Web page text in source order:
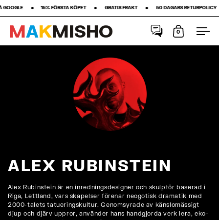
•‎ ‎ ‎ ‎ ‎ ‎ ‎ ‎15% FÖRSTA KÖPET‎ ‎ ‎ ‎ ‎ ‎ ‎ ‎ •‎ ‎ ‎ ‎ ‎ ‎ ‎ ‎ GRATIS FRAKT ‎ ‎ ‎ ‎ ‎ ‎ ‎ •‎ ‎ ‎ ‎ ‎ ‎ ‎ ‎ 50 DAGARS RETURPOLICY
MAKMISHO Öppna
0
ALEX RUBINSTEIN
Alex Rubinstein är en inredningsdesigner och skulptör baserad i
Riga, Lettland, vars skapelser förenar neogotisk dramatik med
2000-talets tatueringskultur. Genomsyrade av känslomässigt
djup och djärv uppror, använder hans handgjorda verk lera, eko-